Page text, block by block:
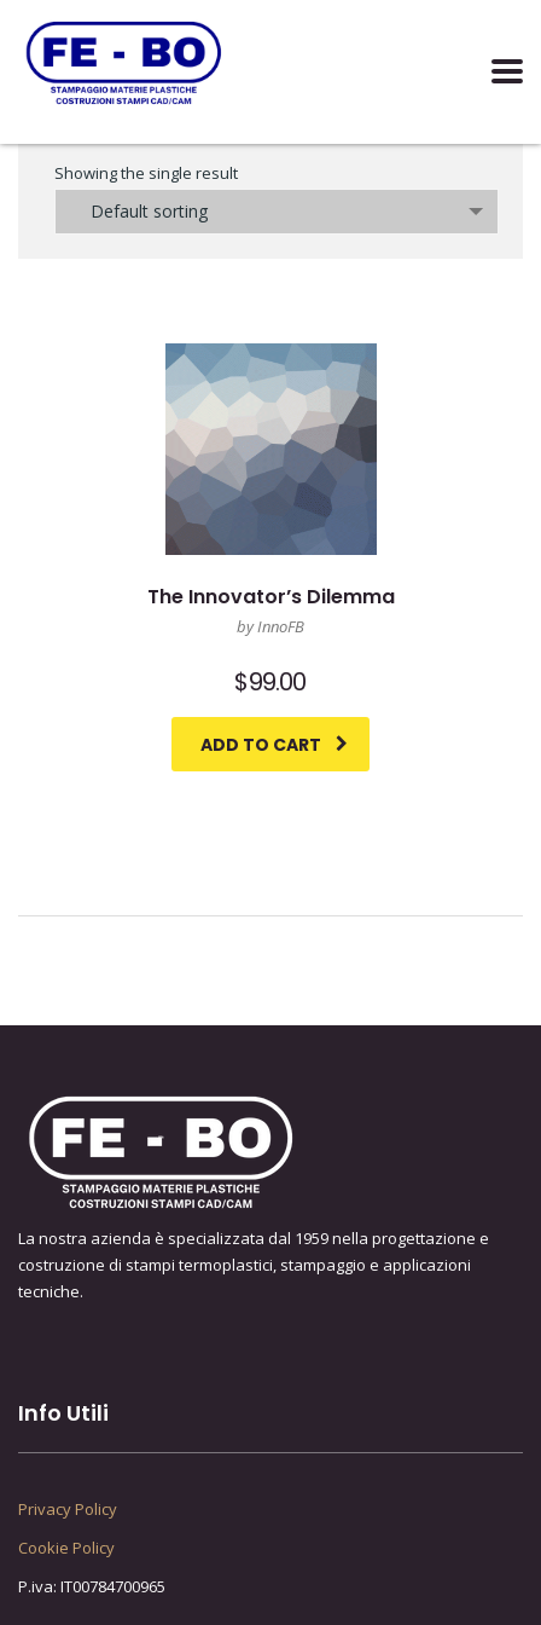
Showing the single result
Default sorting
The Innovator’s Dilemma
by InnoFB
$99.00
ADD TO CART
La nostra azienda è specializzata dal 1959 nella progettazione e
costruzione di stampi termoplastici, stampaggio e applicazioni
tecniche.
Info Utili
Privacy Policy
Cookie Policy
P.iva: IT00784700965